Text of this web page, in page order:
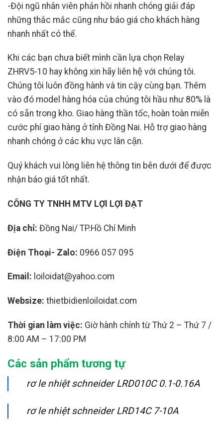
-Đội ngũ nhân viên phản hồi nhanh chóng giải đáp
những thắc mắc cũng như báo giá cho khách hàng
nhanh nhất có thể.
Khi các bạn chưa biết mình cần lựa chọn Relay
ZHRV5-10 hay không xin hãy liên hệ với chúng tôi.
Chúng tôi luôn đồng hành và tin cậy cùng bạn. Thêm
vào đó model hàng hóa của chúng tôi hầu như 80% là
có sẵn trong kho. Giao hàng thần tốc, hoàn toàn miễn
cước phí giao hàng ở tỉnh Đồng Nai. Hỗ trợ giao hàng
nhanh chóng ở các khu vực lân cận.
Quý khách vui lòng liên hệ thông tin bên dưới để được
nhận báo giá tốt nhất.
CÔNG TY TNHH MTV LỢI LỢI ĐẠT
Địa chỉ: Đồng Nai/ TP.Hồ Chí Minh
Điện Thoại- Zalo: 0966 057 095
Email: loiloidat@yahoo.com
Websize: thietbidienloiloidat.com
Thời gian làm việc: Giờ hành chính từ Thứ 2 – Thứ 7 /
8:00 AM – 17:00 PM
Các sản phẩm tương tự
rơ le nhiệt schneider LRD010C 0.1-0.16A
rơ le nhiệt schneider LRD14C 7-10A